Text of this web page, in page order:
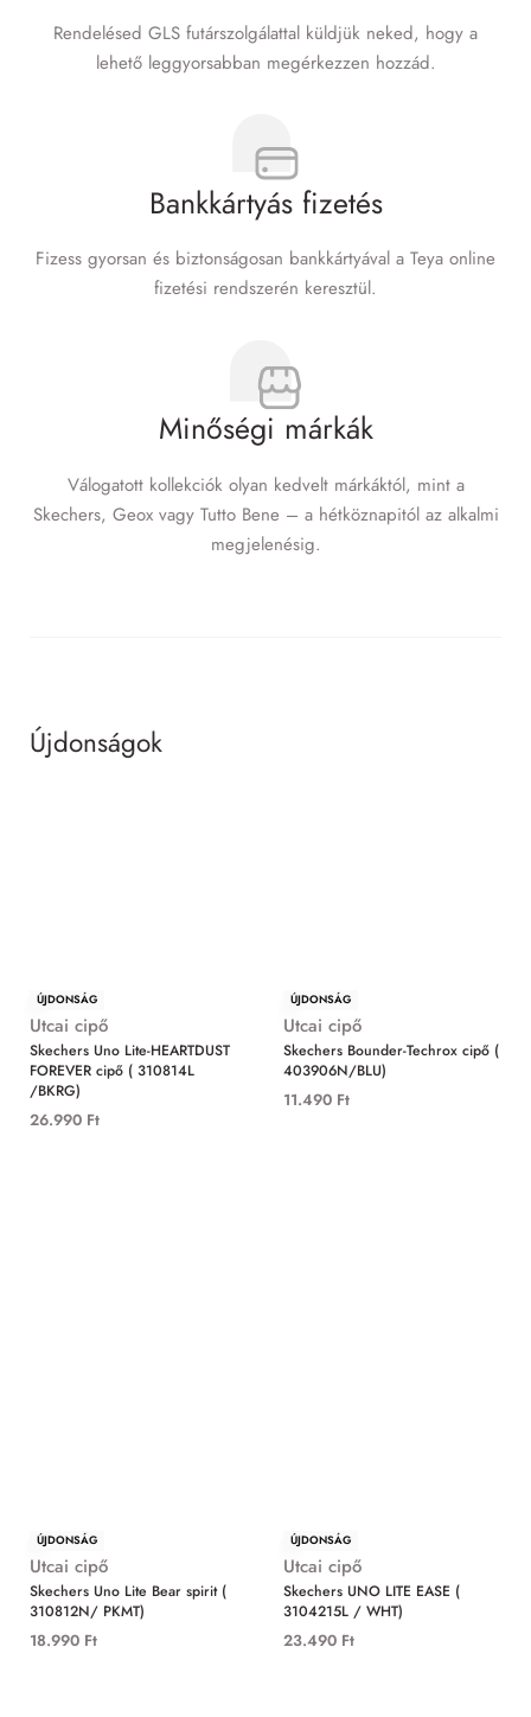
Rendelésed GLS futár­szolgálattal küldjük neked, hogy a
lehető leggyorsabban megérkezzen hozzád.
Bankkártyás fizetés
Fizess gyorsan és biztonságosan bankkártyával a Teya online
fizetési rendszerén keresztül.
Minőségi márkák
Válogatott kollekciók olyan kedvelt márkáktól, mint a
Skechers, Geox vagy Tutto Bene – a hétköznapitól az alkalmi
megjelenésig.
Újdonságok
ÚJDONSÁG
Utcai cipő
Skechers Uno Lite-HEARTDUST
FOREVER cipő ( 310814L
/BKRG)
26.990 Ft
ÚJDONSÁG
Utcai cipő
Skechers Bounder-Techrox cipő (
403906N/BLU)
11.490 Ft
ÚJDONSÁG
Utcai cipő
Skechers Uno Lite Bear spirit (
310812N/ PKMT)
18.990 Ft
ÚJDONSÁG
Utcai cipő
Skechers UNO LITE EASE (
3104215L / WHT)
23.490 Ft